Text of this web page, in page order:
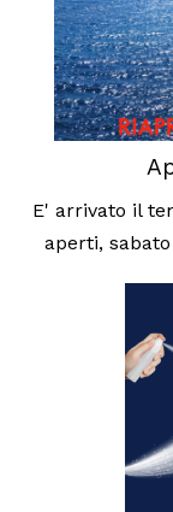
E' arrivato il
aperti,